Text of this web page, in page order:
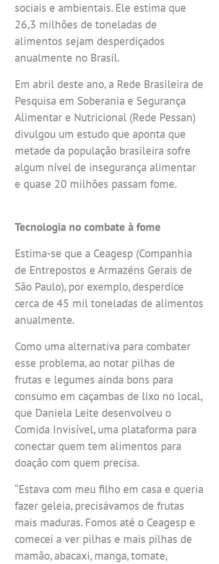
sociais e ambientais. Ele estima que
26,3 milhões de toneladas de
alimentos sejam desperdiçados
anualmente no Brasil.
Em abril deste ano, a Rede Brasileira de
Pesquisa em Soberania e Segurança
Alimentar e Nutricional (Rede Pessan)
divulgou um estudo que aponta que
metade da população brasileira sofre
algum nível de insegurança alimentar
e quase 20 milhões passam fome.
Tecnologia no combate à fome
Estima-se que a Ceagesp (Companhia
de Entrepostos e Armazéns Gerais de
São Paulo), por exemplo, desperdice
cerca de 45 mil toneladas de alimentos
anualmente.
Como uma alternativa para combater
esse problema, ao notar pilhas de
frutas e legumes ainda bons para
consumo em caçambas de lixo no local,
que Daniela Leite desenvolveu o
Comida Invisível, uma plataforma para
conectar quem tem alimentos para
doação com quem precisa.
“Estava com meu filho em casa e queria
fazer geleia, precisávamos de frutas
mais maduras. Fomos até o Ceagesp e
comecei a ver pilhas e mais pilhas de
mamão, abacaxi, manga, tomate,